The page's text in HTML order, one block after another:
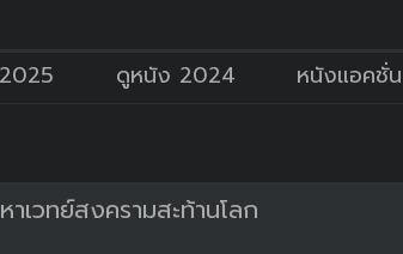
ดูหนัง 2024 หนังแอคชั่น
เวทย์สงครามสะท้านโลก